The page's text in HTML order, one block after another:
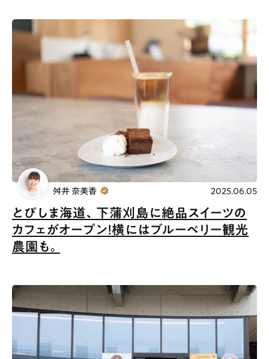
ペコマガとは 運営会社
広告掲載について
インフォマティブデータポリシー
お問合せ 利用規約
とびしま海道、下蒲刈島に絶品スイーツの
カフェがオープン！横にはブルーベリー観光
農園も。
舛井 奈美香 2025.06.05